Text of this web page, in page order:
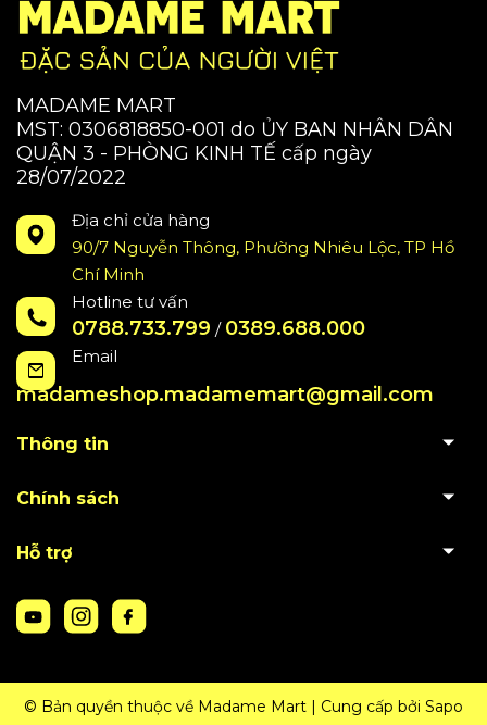
MADAME MART
MST: 0306818850-001 do ỦY BAN NHÂN DÂN
QUẬN 3 - PHÒNG KINH TẾ cấp ngày
28/07/2022
Địa chỉ cửa hàng
90/7 Nguyễn Thông, Phường Nhiêu Lộc, TP Hồ
Chí Minh
Hotline tư vấn
0788.733.799 / 0389.688.000
Email
madameshop.madamemart@gmail.com
Thông tin
Chính sách
Hỗ trợ
© Bản quyền thuộc về Madame Mart | Cung cấp bởi Sapo